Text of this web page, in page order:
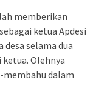
memberikan
ketua Apdesi
desa selama dua
Olehnya
membahu dalam